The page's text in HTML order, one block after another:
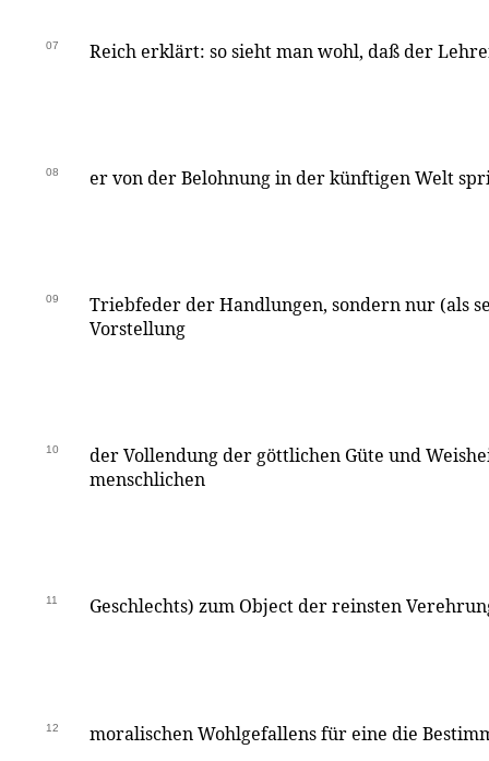
07 Reich erklärt: so sieht man wohl, daß der
08 er von der Belohnung in der künftigen Welt
09
Triebfeder der Handlungen, sondern nur (als
Vorstellung
10
der Vollendung der göttlichen Güte und
menschlichen
11 Geschlechts) zum Object der reinsten
12 moralischen Wohlgefallens für eine die